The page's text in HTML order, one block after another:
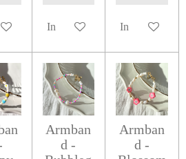
In winkelwagen In
Armban
d -
Armban
d -